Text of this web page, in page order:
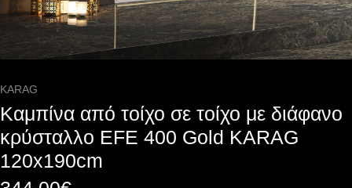
KARAG
Καμπίνα από τοίχο σε τοίχο με διάφανο
κρύσταλλο EFE 400 Gold KARAG
120x190cm